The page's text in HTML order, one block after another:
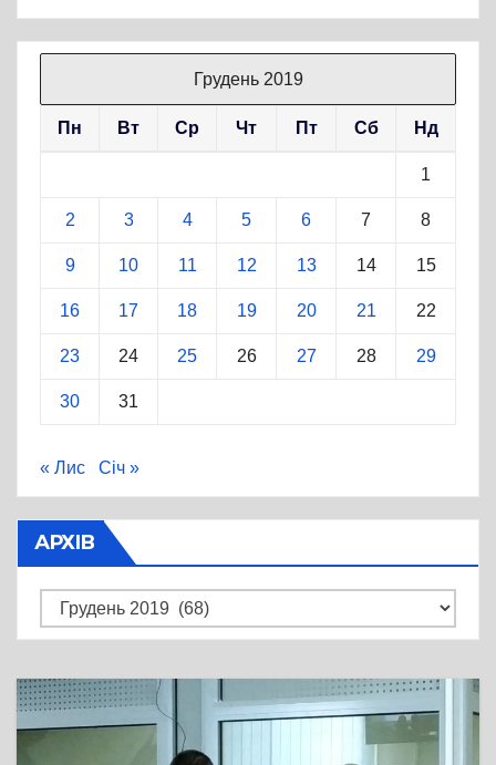
Грудень 2019
Пн Вт Ср Чт Пт Сб Нд
1
2 3 4 5 6 7 8
9 10 11 12 13 14 15
16 17 18 19 20 21 22
23 24 25 26 27 28 29
30 31
« Лис Січ »
АРХІВ
Архів